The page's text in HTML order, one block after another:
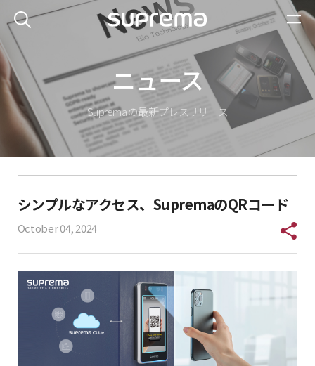
ニュース
Suprema の最新プレスリリース
シンプルなアクセス、SupremaのQRコード
October 04, 2024